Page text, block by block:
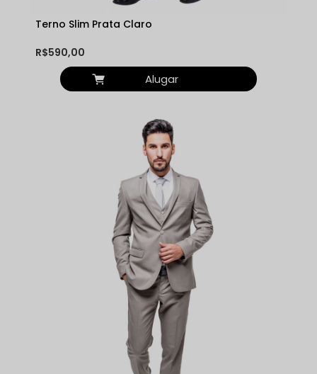
Terno Slim Prata Claro
R$590,00
Alugar